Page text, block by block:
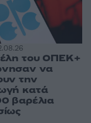
του ΟΠΕΚ+
να
την
κατά
βαρέλια